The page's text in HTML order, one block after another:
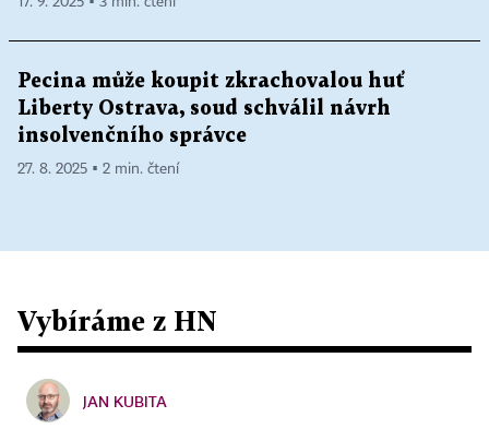
Pecina může koupit zkrachovalou huť
Liberty Ostrava, soud schválil návrh
insolvenčního správce
27. 8. 2025 ▪ 2 min. čtení
Vybíráme z HN
JAN KUBITA